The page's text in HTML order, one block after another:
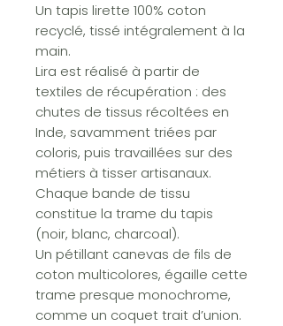
Un tapis lirette 100% coton
recyclé, tissé intégralement à la
main.
Lira est réalisé à partir de
textiles de récupération : des
chutes de tissus récoltées en
Inde, savamment triées par
coloris, puis travaillées sur des
métiers à tisser artisanaux.
Chaque bande de tissu
constitue la trame du tapis
(noir, blanc, charcoal).
Un pétillant canevas de fils de
coton multicolores, égaille cette
trame presque monochrome,
comme un coquet trait d’union.